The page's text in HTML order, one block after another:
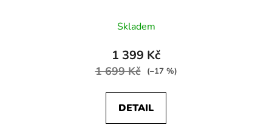
Skladem
1 399 Kč
1 699 Kč (–17 %)
DETAIL